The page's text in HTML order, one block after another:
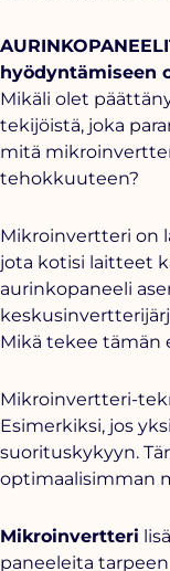
hyödyntämiseen
Mikäli olet
tekijöistä, joka
mitä
tehokkuuteen?
Mikroinvertteri on
jota kotisi laitteet
aurinkopaneeli
Mikä tekee tämän
Mikroinvertteri-
Esimerkiksi, jos
suorituskykyyn.
optimaalisimman
Mikroinvertteri
paneeleita